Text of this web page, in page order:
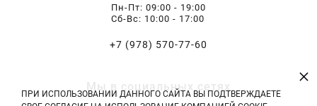
Пн-Пт: 09:00 - 19:00
Сб-Вс: 10:00 - 17:00
+7 (978) 570-77-60
Мы в социальных сетях
ПРИ ИСПОЛЬЗОВАНИИ ДАННОГО САЙТА ВЫ ПОДТВЕРЖДАЕТЕ
×